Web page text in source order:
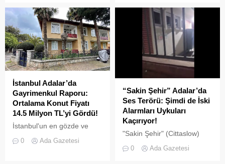
geniş çaplı bir temizlik ve
denetim operasyonu
gerçekleştirildi.
İstanbul Adalar’da
Gayrimenkul Raporu:
Ortalama Konut Fiyatı
14.5 Milyon TL’yi Gördü!
İstanbul'un en gözde ve
olan Adalar ilçesinde,
0 Ada Gazetesi
“Sakin Şehir” Adalar’da
Ses Terörü: Şimdi de İski
Alarmları Uykuları
Kaçırıyor!
"Sakin Şehir" (Cittaslow)
Adalar'da gürültü kirliliği
0 Ada Gazetesi